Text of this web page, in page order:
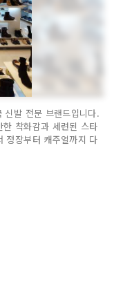
신발 전문 브랜드입니다.
착화감과 세련된 스타
정장부터 캐주얼까지 다